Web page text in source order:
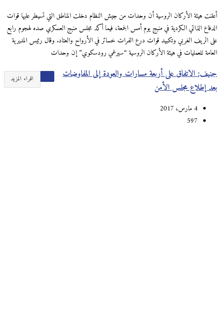
أعلنت هيئة الأركان الروسية أن وحدات من جيش النظام دخلت المناطق التي تسيطر عليها قوات
الدفاع الذاتي الكردية في منبج يوم أمس الجمعة، فيما أكد مجلس منبج العسكري صده لهجوم رابع
على الريف الغربي وتكبيد قوات درع الفرات خسائر في الأرواح والعتاد. وقال رئيس المديرية
العامة للعمليات في هيئة الأركان الروسية “سيرغي رودسكوي” إن وحدات
اقراء المزيد
جنيف: الاتفاق على أربعة مسارات والعودة إلى المفاوضات
بعد إطلاع مجلس الأمن
597